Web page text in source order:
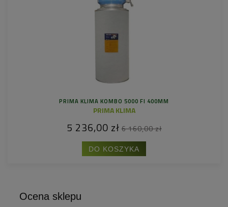
PRIMA KLIMA KOMBO 5000 FI 400MM
PRIMA KLIMA
5 236,00 zł 6 160,00 zł
DO KOSZYKA
Ocena sklepu